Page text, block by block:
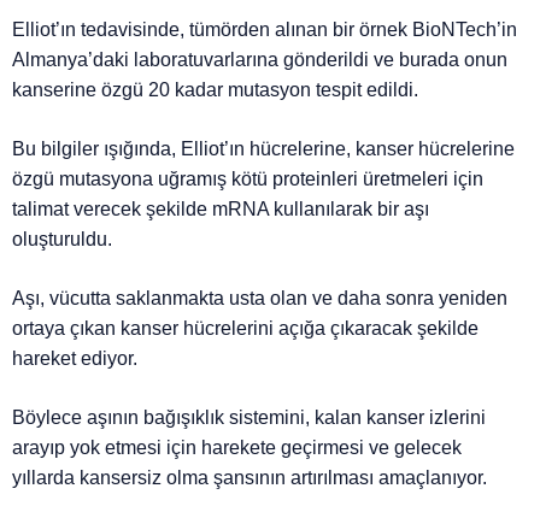
Elliot’ın tedavisinde, tümörden alınan bir örnek BioNTech’in
Almanya’daki laboratuvarlarına gönderildi ve burada onun
kanserine özgü 20 kadar mutasyon tespit edildi.
Bu bilgiler ışığında, Elliot’ın hücrelerine, kanser hücrelerine
özgü mutasyona uğramış kötü proteinleri üretmeleri için
talimat verecek şekilde mRNA kullanılarak bir aşı
oluşturuldu.
Aşı, vücutta saklanmakta usta olan ve daha sonra yeniden
ortaya çıkan kanser hücrelerini açığa çıkaracak şekilde
hareket ediyor.
Böylece aşının bağışıklık sistemini, kalan kanser izlerini
arayıp yok etmesi için harekete geçirmesi ve gelecek
yıllarda kansersiz olma şansının artırılması amaçlanıyor.